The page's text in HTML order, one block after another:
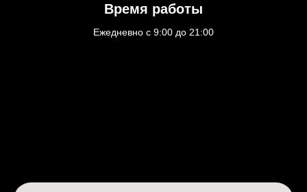
Время работы
Ежедневно с 9:00 до 21:00